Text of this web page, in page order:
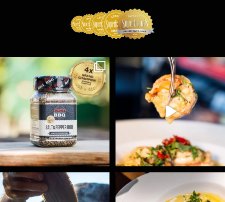
Koření Suncity – autentická BBQ chuť u vás doma!...
1 0
Spoustu podobných triků, které vám usnadní nejenom...
9 0
Ryba na grilu je opravdu rychlá, a stejně tak... Všechny fámozní recepty, které znáte z našich
0